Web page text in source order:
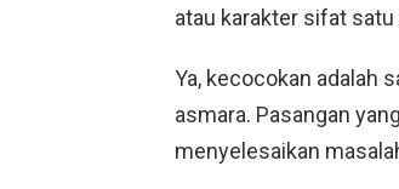
atau karakter sifat satu
Ya, kecocokan adalah
asmara. Pasangan
menyelesaikan